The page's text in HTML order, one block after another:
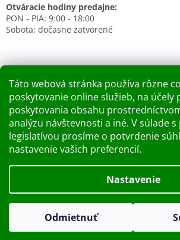
Táto webová stránka používa rôzne
poskytovanie online služieb, na účely
poskytovania obsahu
analýzu návštevnosti a iné. V súlade
legislatívou prosíme o potvrdenie
nastavenie vašich preferencií.
Nastavenie
Odmietnuť
Dobry deň Chceme Vás informovať, že
v piatok 7.8.2026. Ďakujeme za pochopenie S
Otváracie hodiny predajne:
PON - PIA: 9:00 - 18:00
Sobota: dočasne zatvorené
Nákupný košík
0KS / 0 €
Copyright 2026Kupelnashop.sk. Všetky
Upraviť nastavenie